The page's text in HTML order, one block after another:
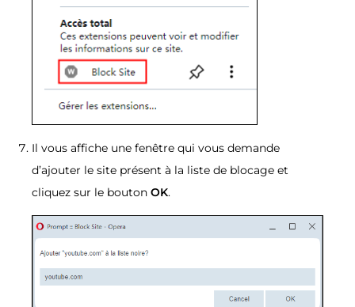
Il vous affiche une fenêtre qui vous demande
d’ajouter le site présent à la liste de blocage et
cliquez sur le bouton OK.